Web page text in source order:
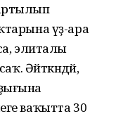
үҙ-ара
элиталы
Әйткәндәй,
ваҡытта 30